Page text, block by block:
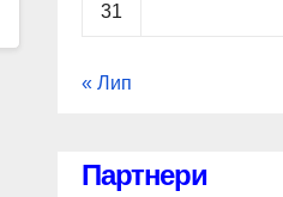
31
« Лип
Партнери